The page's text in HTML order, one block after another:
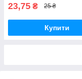
23,75 ₴ 25 ₴
Купити